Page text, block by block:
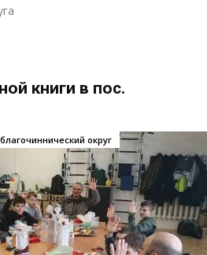
книги в пос.
округ